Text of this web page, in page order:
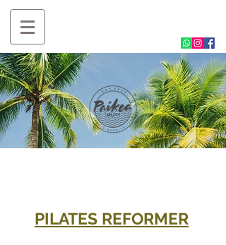
PILATES REFORMER